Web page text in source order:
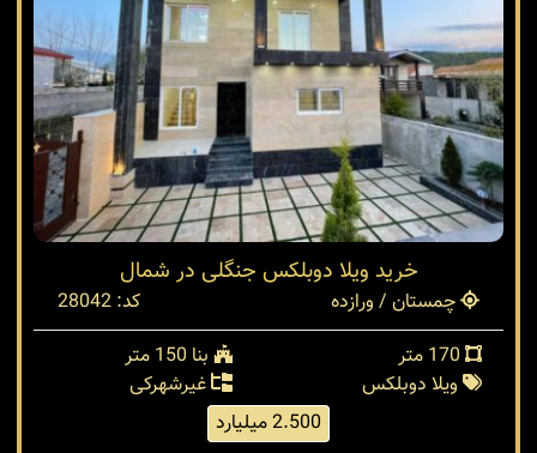
خرید ویلا دوبلکس جنگلی در شمال
چمستان / ورازده
کد: 28042
بنا 150 متر
ویلا دوبلکس
غیرشهرکی
2.500 میلیارد